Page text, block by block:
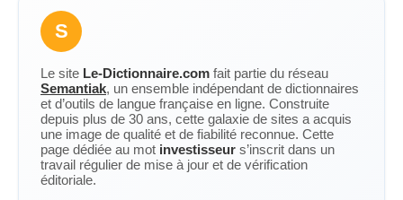
S
Le site Le-Dictionnaire.com fait partie du réseau
Semantiak, un ensemble indépendant de dictionnaires
et d’outils de langue française en ligne. Construite
depuis plus de 30 ans, cette galaxie de sites a acquis
une image de qualité et de fiabilité reconnue. Cette
page dédiée au mot investisseur s’inscrit dans un
travail régulier de mise à jour et de vérification
éditoriale.